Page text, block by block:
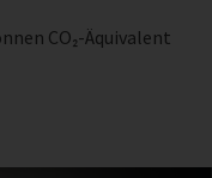
CO₂-Äquivalent